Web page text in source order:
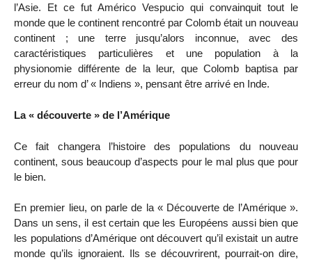
l’Asie. Et ce fut Américo Vespucio qui convainquit tout le
monde que le continent rencontré par Colomb était un nouveau
continent ; une terre jusqu’alors inconnue, avec des
caractéristiques particulières et une population à la
physionomie différente de la leur, que Colomb baptisa par
erreur du nom d’ « Indiens », pensant être arrivé en Inde.
La « découverte » de l’Amérique
Ce fait changera l’histoire des populations du nouveau
continent, sous beaucoup d’aspects pour le mal plus que pour
le bien.
En premier lieu, on parle de la « Découverte de l’Amérique ».
Dans un sens, il est certain que les Européens aussi bien que
les populations d’Amérique ont découvert qu’il existait un autre
monde qu’ils ignoraient. Ils se découvrirent, pourrait-on dire,